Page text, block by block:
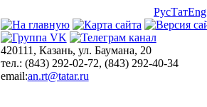
РусТатEng
420111, Казань, ул. Баумана, 20
тел.: (843) 292-02-72, (843) 292-40-34
email:an.rt@tatar.ru